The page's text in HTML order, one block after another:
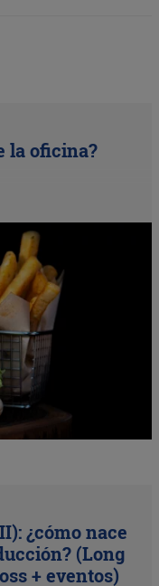
la oficina?
¿cómo nace
(Long
+ eventos)